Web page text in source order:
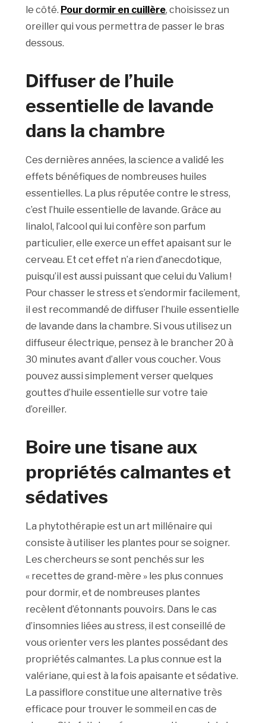
le côté. Pour dormir en cuillère, choisissez un
oreiller qui vous permettra de passer le bras
dessous.
Diffuser de l’huile
essentielle de lavande
dans la chambre
Ces dernières années, la science a validé les
effets bénéfiques de nombreuses huiles
essentielles. La plus réputée contre le stress,
c’est l’huile essentielle de lavande. Grâce au
linalol, l’alcool qui lui confère son parfum
particulier, elle exerce un effet apaisant sur le
cerveau. Et cet effet n’a rien d’anecdotique,
puisqu’il est aussi puissant que celui du Valium !
Pour chasser le stress et s’endormir facilement,
il est recommandé de diffuser l’huile essentielle
de lavande dans la chambre. Si vous utilisez un
diffuseur électrique, pensez à le brancher 20 à
30 minutes avant d’aller vous coucher. Vous
pouvez aussi simplement verser quelques
gouttes d’huile essentielle sur votre taie
d’oreiller.
Boire une tisane aux
propriétés calmantes et
sédatives
La phytothérapie est un art millénaire qui
consiste à utiliser les plantes pour se soigner.
Les chercheurs se sont penchés sur les
« recettes de grand-mère » les plus connues
pour dormir, et de nombreuses plantes
recèlent d’étonnants pouvoirs. Dans le cas
d’insomnies liées au stress, il est conseillé de
vous orienter vers les plantes possédant des
propriétés calmantes. La plus connue est la
valériane, qui est à la fois apaisante et sédative.
La passiflore constitue une alternative très
efficace pour trouver le sommeil en cas de